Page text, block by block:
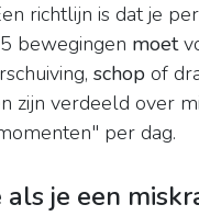
richtlijn is dat je
bewegingen moet
schop of
zijn verdeeld over
per dag.
als je een